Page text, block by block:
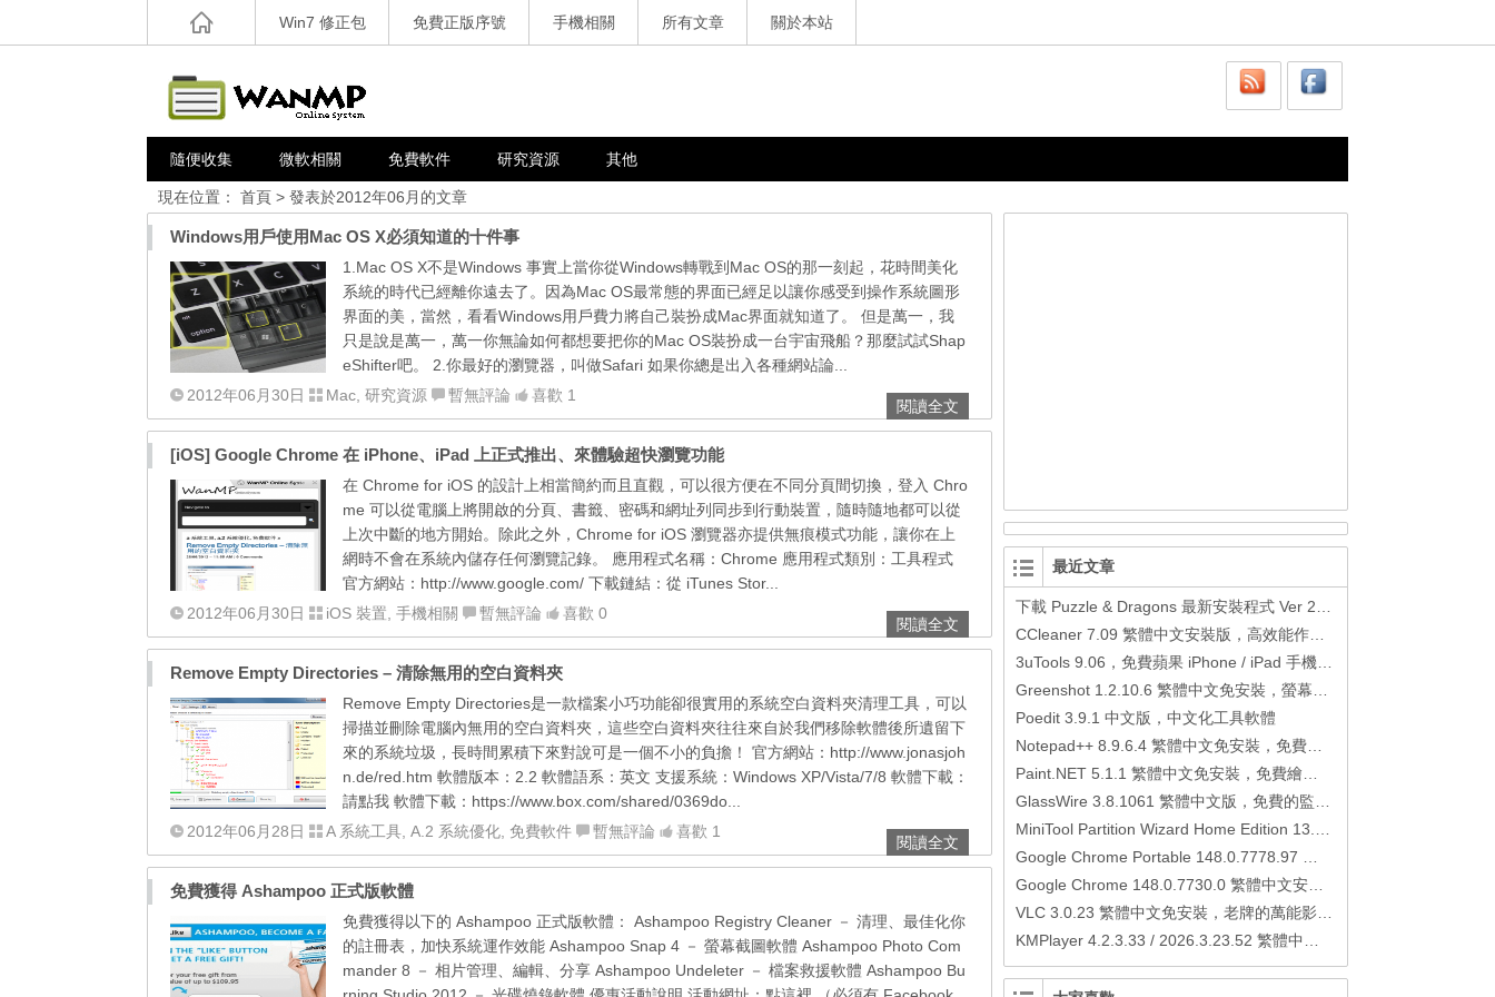
Win7 修正包 免費正版序號 手機相關 所有文章 關於本站
隨便收集 微軟相關 免費軟件 研究資源 其他
現在位置： 首頁 > 發表於2012年06月的文章
Windows用戶使用Mac OS X必須知道的十件事
1.Mac OS X不是Windows 事實上當你從Windows轉戰到Mac OS的那一刻起，花時間美化
系統的時代已經離你遠去了。因為Mac OS最常態的界面已經足以讓你感受到操作系統圖形
界面的美，當然，看看Windows用戶費力將自己裝扮成Mac界面就知道了。 但是萬一，我
只是說是萬一，萬一你無論如何都想要把你的Mac OS裝扮成一台宇宙飛船？那麼試試Shap
eShifter吧。 2.你最好的瀏覽器，叫做Safari 如果你總是出入各種網站論...
2012年06月30日
Mac 研究資源 暫無評論 喜歡 1
閱讀全文
[iOS] Google Chrome 在 iPhone、iPad 上正式推出、來體驗超快瀏覽功能
在 Chrome for iOS 的設計上相當簡約而且直觀，可以很方便在不同分頁間切換，登入 Chro
me 可以從電腦上將開啟的分頁、書籤、密碼和網址列同步到行動裝置，隨時隨地都可以從
上次中斷的地方開始。除此之外，Chrome for iOS 瀏覽器亦提供無痕模式功能，讓你在上
網時不會在系統內儲存任何瀏覽記錄。 應用程式名稱：Chrome 應用程式類別：工具程式
官方網站：http://www.google.com/ 下載鏈結：從 iTunes Stor...
2012年06月30日
iOS 裝置 手機相關 暫無評論 喜歡 0
閱讀全文
Remove Empty Directories – 清除無用的空白資料夾
Remove Empty Directories是一款檔案小巧功能卻很實用的系統空白資料夾清理工具，可以
掃描並刪除電腦內無用的空白資料夾，這些空白資料夾往往來自於我們移除軟體後所遺留下
來的系統垃圾，長時間累積下來對說可是一個不小的負擔！ 官方網站：http://www.jonasjoh
n.de/red.htm 軟體版本：2.2 軟體語系：英文 支援系統：Windows XP/Vista/7/8 軟體下載：
請點我 軟體下載：https://www.box.com/shared/0369do...
2012年06月28日
A 系統工具 A.2 系統優化 免費軟件 暫無評論 喜歡 1
閱讀全文
免費獲得 Ashampoo 正式版軟體
免費獲得以下的 Ashampoo 正式版軟體： Ashampoo Registry Cleaner － 清理、最佳化你
的註冊表，加快系統運作效能 Ashampoo Snap 4 － 螢幕截圖軟體 Ashampoo Photo Com
mander 8 － 相片管理、編輯、分享 Ashampoo Undeleter － 檔案救援軟體 Ashampoo Bu
最近文章
Poedit 3.9.1 中文版，中文化工具軟體